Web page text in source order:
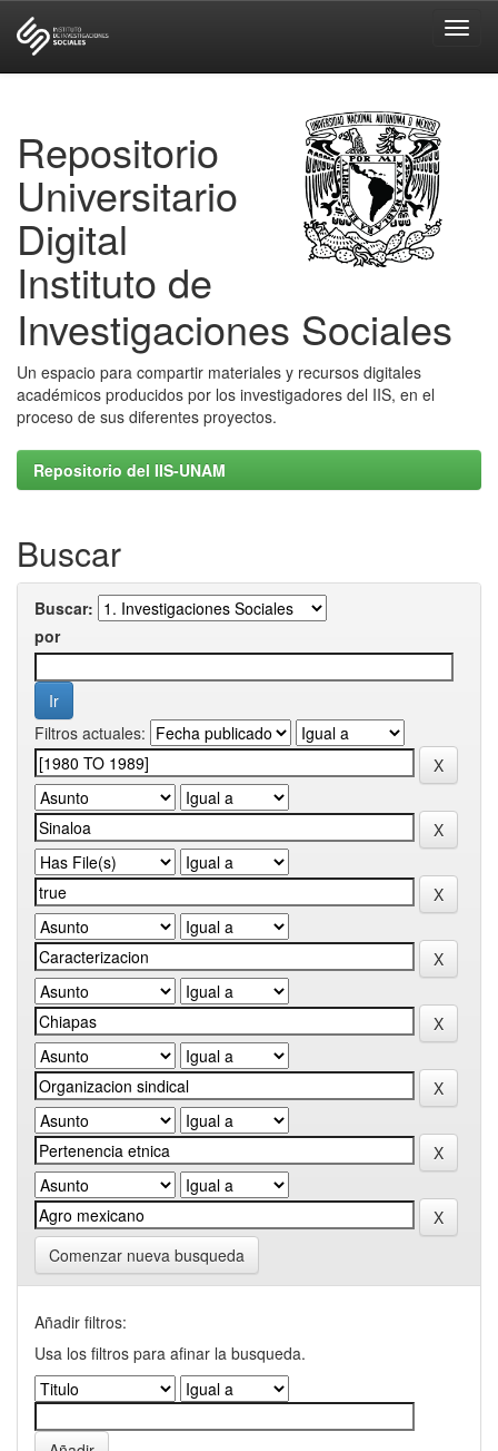
Repositorio
Universitario
Digital
Instituto de
Investigaciones Sociales
Un espacio para compartir materiales y recursos digitales
académicos producidos por los investigadores del IIS, en el
proceso de sus diferentes proyectos.
Repositorio del IIS-UNAM
Buscar
Buscar:
por
Filtros actuales:
Comenzar nueva busqueda
Añadir filtros:
Usa los filtros para afinar la busqueda.